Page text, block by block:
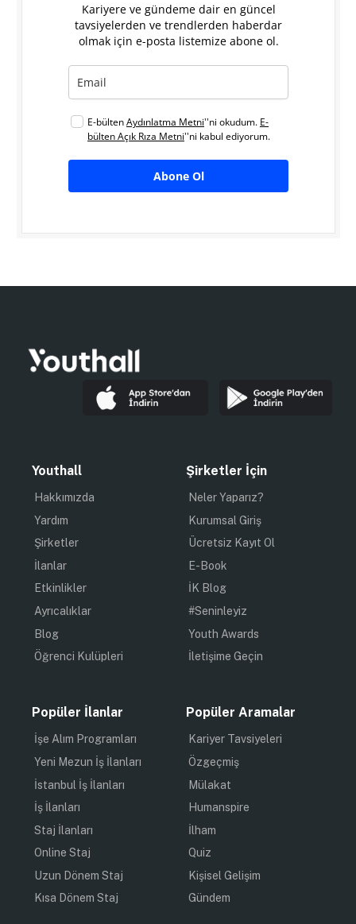
Kariyere ve gündeme dair en güncel
tavsiyelerden ve trendlerden haberdar
olmak için e-posta listemize abone ol.
E-bültenAydınlatma Metni''ni okudum. E-
bülten Açık Rıza Metni''ni kabul ediyorum.
Abone Ol
Youthall
Hakkımızda
Yardım
Şirketler
İlanlar
Etkinlikler
Ayrıcalıklar
Blog
Öğrenci Kulüpleri
Şirketler İçin
Neler Yaparız?
Kurumsal Giriş
Ücretsiz Kayıt Ol
E-Book
İK Blog
#Seninleyiz
Youth Awards
İletişime Geçin
Popüler İlanlar
İşe Alım Programları
Yeni Mezun İş İlanları
İstanbul İş İlanları
İş İlanları
Staj İlanları
Online Staj
Uzun Dönem Staj
Kısa Dönem Staj
Popüler Aramalar
Kariyer Tavsiyeleri
Özgeçmiş
Mülakat
Humanspire
İlham
Quiz
Kişisel Gelişim
Gündem